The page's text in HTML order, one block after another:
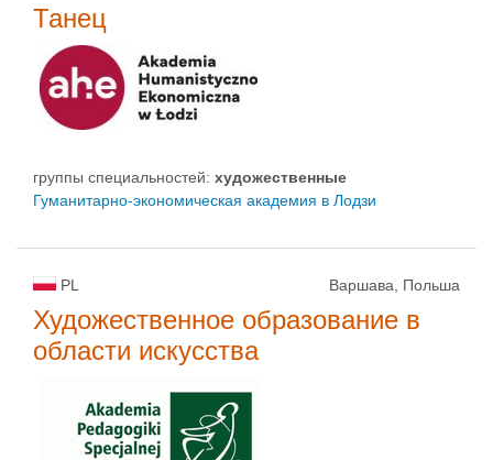
Танец
группы специальностей: художественные
Гуманитарно-экономическая академия в Лодзи
PL Варшава, Польша
Художественное образование в
области искусства